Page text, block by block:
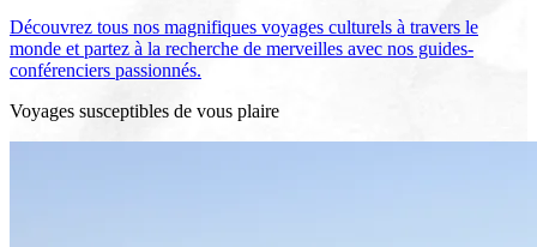
Découvrez tous nos magnifiques voyages culturels à travers le
monde et partez à la recherche de merveilles avec nos guides-
conférenciers passionnés.
Voyages susceptibles de vous plaire